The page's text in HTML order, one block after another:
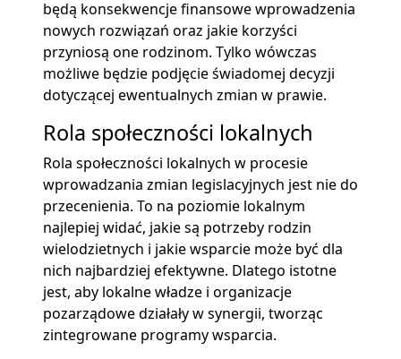
będą konsekwencje finansowe wprowadzenia
nowych rozwiązań oraz jakie korzyści
przyniosą one rodzinom. Tylko wówczas
możliwe będzie podjęcie świadomej decyzji
dotyczącej ewentualnych zmian w prawie.
Rola społeczności lokalnych
Rola społeczności lokalnych w procesie
wprowadzania zmian legislacyjnych jest nie do
przecenienia. To na poziomie lokalnym
najlepiej widać, jakie są potrzeby rodzin
wielodzietnych i jakie wsparcie może być dla
nich najbardziej efektywne. Dlatego istotne
jest, aby lokalne władze i organizacje
pozarządowe działały w synergii, tworząc
zintegrowane programy wsparcia.